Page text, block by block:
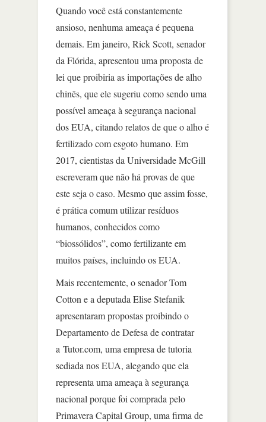
Quando você está constantemente
ansioso, nenhuma ameaça é pequena
demais. Em janeiro, Rick Scott, senador
da Flórida, apresentou uma proposta de
lei que proibiria as importações de alho
chinês, que ele sugeriu como sendo uma
possível ameaça à segurança nacional
dos EUA, citando relatos de que o alho é
fertilizado com esgoto humano. Em
2017, cientistas da Universidade McGill
escreveram que não há provas de que
este seja o caso. Mesmo que assim fosse,
é prática comum utilizar resíduos
humanos, conhecidos como
“biossólidos”, como fertilizante em
muitos países, incluindo os EUA.
Mais recentemente, o senador Tom
Cotton e a deputada Elise Stefanik
apresentaram propostas proibindo o
Departamento de Defesa de contratar
a Tutor.com, uma empresa de tutoria
sediada nos EUA, alegando que ela
representa uma ameaça à segurança
nacional porque foi comprada pelo
Primavera Capital Group, uma firma de